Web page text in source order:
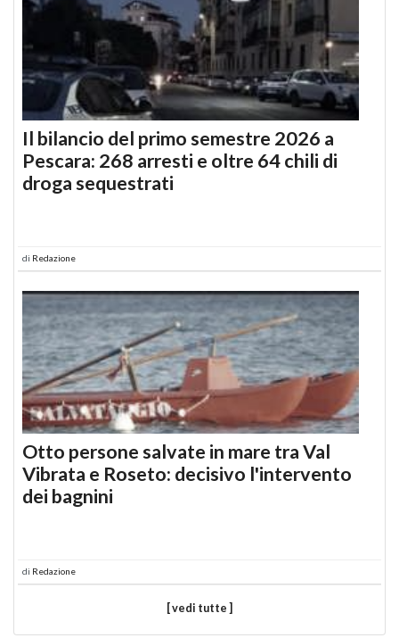
Il bilancio del primo semestre 2026 a
Pescara: 268 arresti e oltre 64 chili di
droga sequestrati
di Redazione
Otto persone salvate in mare tra Val
Vibrata e Roseto: decisivo l'intervento
dei bagnini
di Redazione
[ vedi tutte ]